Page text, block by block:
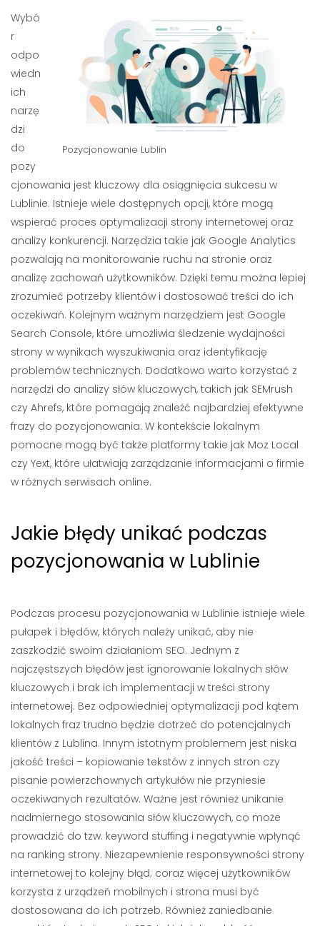
Pozycjonowanie Lublin
Wybó
r
odpo
wiedn
ich
narzę
dzi
do
pozy
cjonowania jest kluczowy dla osiągnięcia sukcesu w
Lublinie. Istnieje wiele dostępnych opcji, które mogą
wspierać proces optymalizacji strony internetowej oraz
analizy konkurencji. Narzędzia takie jak Google Analytics
pozwalają na monitorowanie ruchu na stronie oraz
analizę zachowań użytkowników. Dzięki temu można lepiej
zrozumieć potrzeby klientów i dostosować treści do ich
oczekiwań. Kolejnym ważnym narzędziem jest Google
Search Console, które umożliwia śledzenie wydajności
strony w wynikach wyszukiwania oraz identyfikację
problemów technicznych. Dodatkowo warto korzystać z
narzędzi do analizy słów kluczowych, takich jak SEMrush
czy Ahrefs, które pomagają znaleźć najbardziej efektywne
frazy do pozycjonowania. W kontekście lokalnym
pomocne mogą być także platformy takie jak Moz Local
czy Yext, które ułatwiają zarządzanie informacjami o firmie
w różnych serwisach online.
Jakie błędy unikać podczas
pozycjonowania w Lublinie
Podczas procesu pozycjonowania w Lublinie istnieje wiele
pułapek i błędów, których należy unikać, aby nie
zaszkodzić swoim działaniom SEO. Jednym z
najczęstszych błędów jest ignorowanie lokalnych słów
kluczowych i brak ich implementacji w treści strony
internetowej. Bez odpowiedniej optymalizacji pod kątem
lokalnych fraz trudno będzie dotrzeć do potencjalnych
klientów z Lublina. Innym istotnym problemem jest niska
jakość treści – kopiowanie tekstów z innych stron czy
pisanie powierzchownych artykułów nie przyniesie
oczekiwanych rezultatów. Ważne jest również unikanie
nadmiernego stosowania słów kluczowych, co może
prowadzić do tzw. keyword stuffing i negatywnie wpłynąć
na ranking strony. Niezapewnienie responsywności strony
internetowej to kolejny błąd; coraz więcej użytkowników
korzysta z urządzeń mobilnych i strona musi być
dostosowana do ich potrzeb. Również zaniedbanie